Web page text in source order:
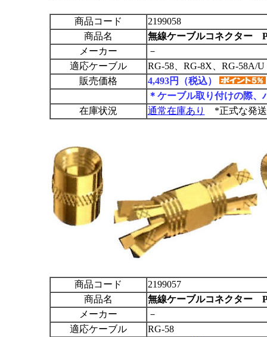
商品コード
2199058
商品名
無線ケーブルコネクター
メーカー
－
適応ケーブル
RG-58、RG-8X、RG-58A/U
販売価格
4,493円（税込）
＊ケーブル取り付けの際
在庫状況
通常在庫あり *正式な発送
商品コード
2199057
商品名
無線ケーブルコネクター
メーカー
－
適応ケーブル
RG-58